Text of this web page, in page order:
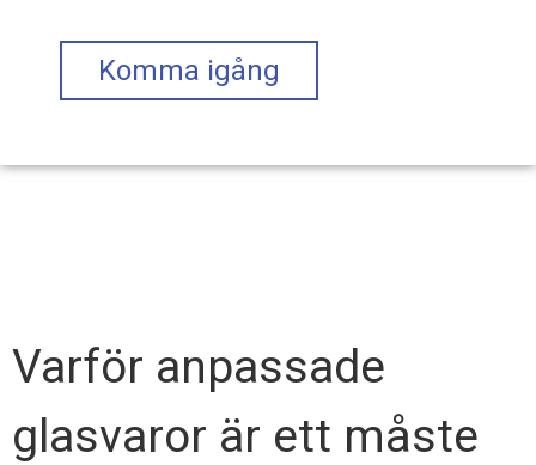
Komma igång
Varför anpassade
glasvaror är ett måste